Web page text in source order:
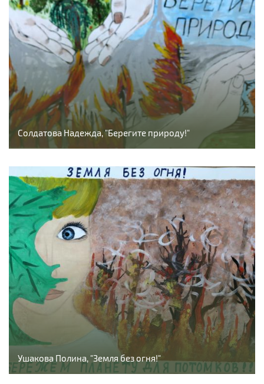
Солдатова Надежда, "Берегите природу!"
Ушакова Полина, "Земля без огня!"